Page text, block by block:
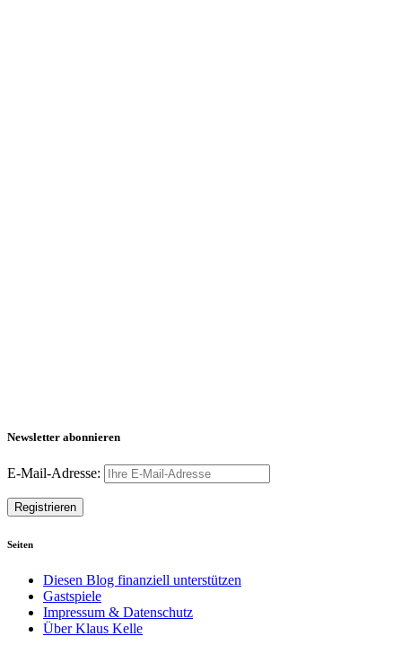
Newsletter abonnieren
E-Mail-Adresse:
Seiten
Diesen Blog finanziell unterstützen
Gastspiele
Impressum & Datenschutz
Über Klaus Kelle